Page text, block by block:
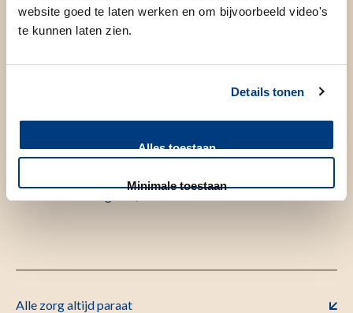
website goed te laten werken en om bijvoorbeeld video's
te kunnen laten zien.
Details tonen
Alles toestaan
Minimale toestaan
Kwaliteit van onze zorg
tussen het LUMC en eerstelijnsverloskundigen uit Leiden en
bieden aan zwangeren, barenden en kraamvrouwen.
Alle zorg altijd paraat